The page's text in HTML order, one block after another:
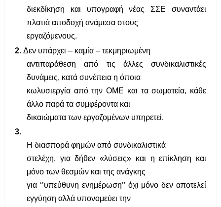
διεκδίκηση και υπογραφή νέας ΣΣΕ συναντάει
πλατιά αποδοχή ανάμεσα στους
εργαζόμενους.
2. Δεν υπάρχει – καμία – τεκμηριωμένη
αντιπαράθεση από τις άλλες συνδικαλιστικές
δυνάμεις, κατά συνέπεια η όποια
κωλυσιεργία από την ΟΜΕ και τα σωματεία, κάθε
άλλο παρά τα συμφέροντα και
δικαιώματα των εργαζομένων υπηρετεί.
3.
Η διασπορά φημών από συνδικαλιστικά
στελέχη, για δήθεν «λύσεις» και η επίκληση και
μόνο των θεσμών και της ανάγκης
για ‘’υπεύθυνη ενημέρωση’’ όχι μόνο δεν αποτελεί
εγγύηση αλλά υπονομεύει την